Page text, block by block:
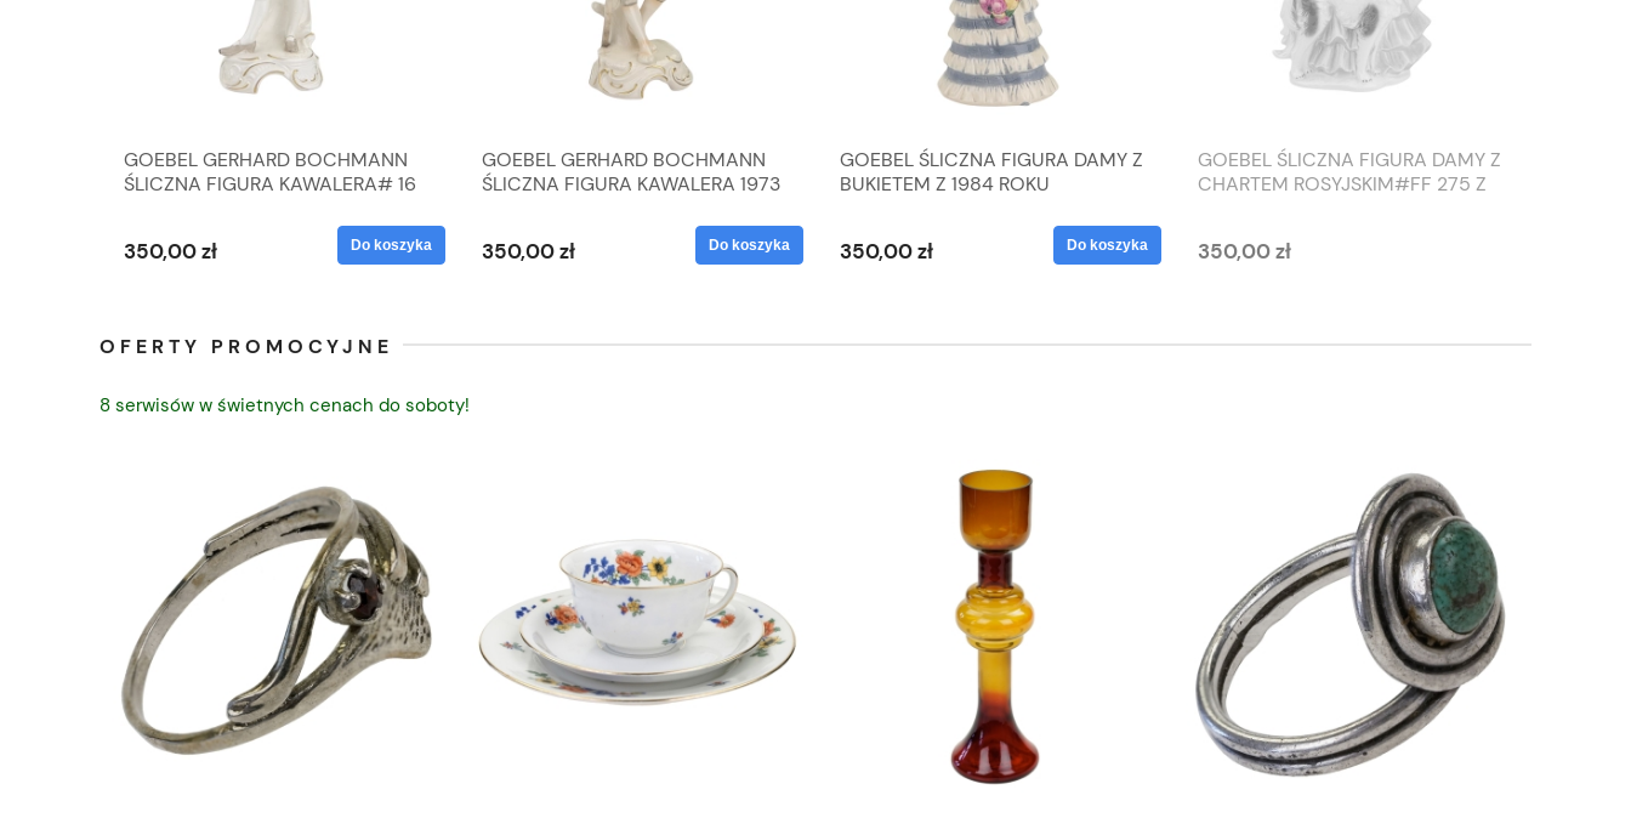
GOEBEL GERHARD BOCHMANN
ŚLICZNA FIGURA KAWALERA# 16
350,00 zł Do koszyka
GOEBEL GERHARD BOCHMANN
ŚLICZNA FIGURA KAWALERA 1973
350,00 zł Do koszyka
GOEBEL ŚLICZNA FIGURA DAMY Z
BUKIETEM Z 1984 ROKU
350,00 zł Do koszyka
GOEBEL ŚLICZNA FIGURA DAMY Z
CHARTEM ROSYJSKIM#FF 275 Z
350,00 zł
OFERTY PROMOCYJNE
8 serwisów w świetnych cenach do soboty!